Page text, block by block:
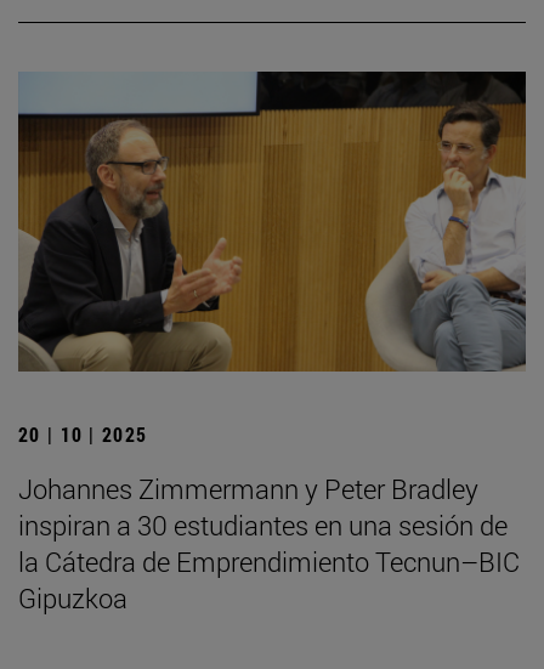
20 | 10 | 2025
Johannes Zimmermann y Peter Bradley
inspiran a 30 estudiantes en una sesión de
la Cátedra de Emprendimiento Tecnun–BIC
Gipuzkoa